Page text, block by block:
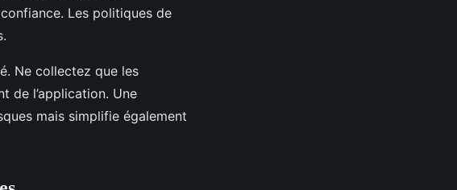
Les politiques de
Ne collectez que les
de l’application. Une
mais simplifie également